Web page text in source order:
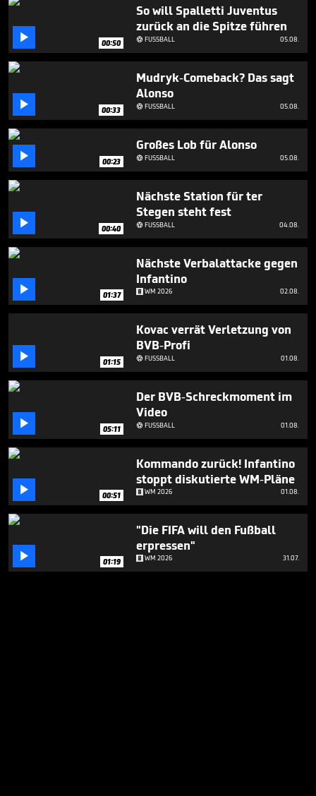
50
 00:50
So will Spalletti Juventus
zurück an die Spitze führen
FUSSBALL 05.08.
 00:33
Mudryk-Comeback? Das sagt
Alonso
FUSSBALL 05.08.
 00:23
Großes Lob für Alonso
FUSSBALL 05.08.
 00:40
Nächste Station für ter
Stegen steht fest
FUSSBALL 04.08.
 01:37
Nächste Verbalattacke gegen
Infantino
WM 2026 02.08.
 01:15
Kovac verrät Verletzung von
BVB-Profi
FUSSBALL 01.08.
 05:11
Der BVB-Schreckmoment im
Video
FUSSBALL 01.08.
 00:51
Kommando zurück! Infantino
stoppt diskutierte WM-Pläne
WM 2026 01.08.
 01:19
"Die FIFA will den Fußball
erpressen"
WM 2026 31.07.